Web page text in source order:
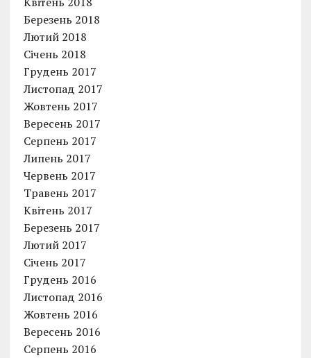
Березень 2018
Лютий 2018
Січень 2018
Грудень 2017
Листопад 2017
Жовтень 2017
Вересень 2017
Серпень 2017
Липень 2017
Червень 2017
Травень 2017
Квітень 2017
Березень 2017
Лютий 2017
Січень 2017
Грудень 2016
Листопад 2016
Жовтень 2016
Вересень 2016
Серпень 2016